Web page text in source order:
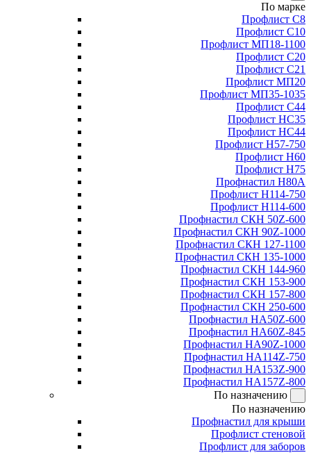
По марке
Профлист С8
Профлист С10
Профлист МП18-1100
Профлист С20
Профлист С21
Профлист МП20
Профлист МП35-1035
Профлист С44
Профлист НС35
Профлист НС44
Профлист Н57-750
Профлист Н60
Профлист Н75
Профнастил Н80А
Профлист Н114-750
Профлист Н114-600
Профнастил СКН 50Z-600
Профнастил СКН 90Z-1000
Профнастил СКН 127-1100
Профнастил СКН 135-1000
Профнастил СКН 144-960
Профнастил СКН 153-900
Профнастил СКН 157-800
Профнастил СКН 250-600
Профнастил НА50Z-600
Профнастил НА60Z-845
Профнастил НА90Z-1000
Профнастил НА114Z-750
Профнастил НА153Z-900
Профнастил НА157Z-800
По назначению
По назначению
Профнастил для крыши
Профлист стеновой
Профлист для заборов